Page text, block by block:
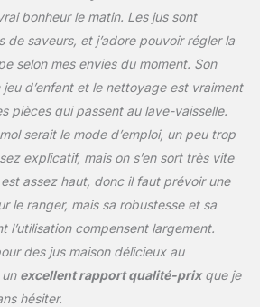
la goulotte
d'alimentation: 45 mm
bonheur le matin. Les jus sont
de saveurs, et j’adore pouvoir régler la
selon mes envies du moment. Son
d’enfant et le nettoyage est vraiment
pièces qui passent au lave-vaisselle.
serait le mode d’emploi, un peu trop
explicatif, mais on s’en sort très vite
est assez haut, donc il faut prévoir une
le ranger, mais sa robustesse et sa
l’utilisation compensent largement.
des jus maison délicieux au
un excellent rapport qualité-prixque je
hésiter.